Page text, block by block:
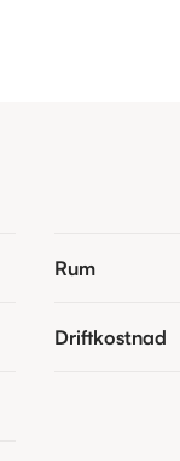
Rum
Driftkostnad